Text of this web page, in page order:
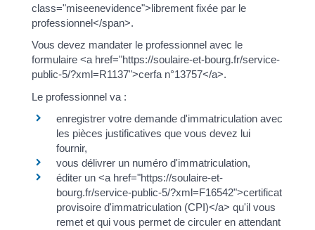
class="miseenevidence">librement fixée par le
professionnel</span>.
Vous devez mandater le professionnel avec le
formulaire <a href="https://soulaire-et-bourg.fr/service-
public-5/?xml=R1137">cerfa n°13757</a>.
Le professionnel va :
enregistrer votre demande d'immatriculation avec
les pièces justificatives que vous devez lui
fournir,
vous délivrer un numéro d'immatriculation,
éditer un <a href="https://soulaire-et-
bourg.fr/service-public-5/?xml=F16542">certificat
provisoire d'immatriculation (CPI)</a> qu'il vous
remet et qui vous permet de circuler en attendant